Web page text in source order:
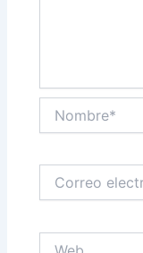
electrónico*